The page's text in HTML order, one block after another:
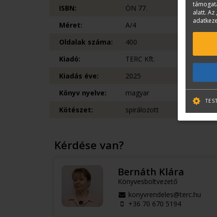
ISBN:
ÖN 77.
Méret:
A/4
Oldalak száma:
400
Kiadó:
TERC Kft.
Kiadás éve:
2025
Könyv nyelve:
magyar
Kötészet:
spirálozott
Kérdése van?
Bernáth Klára
Könyvesboltvezető
konyvrendeles@terc.hu
+36 70 670 5194
alatt. Az